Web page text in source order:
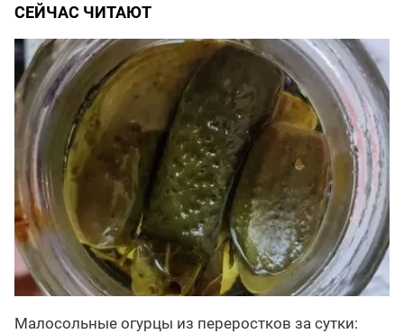
СЕЙЧАС ЧИТАЮТ
Малосольные огурцы из переростков за сутки: